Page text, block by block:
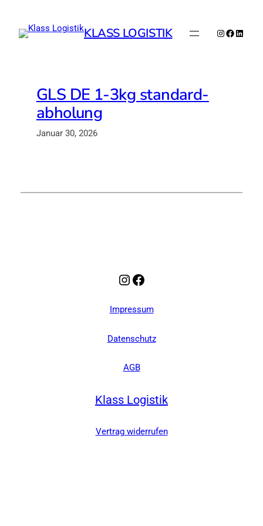
springen
KLASS LOGISTIK Instagram
GLS DE 1-3kg standard-
abholung
Januar 30, 2026
Instagram
Facebook
Impressum
Datenschutz
AGB
Klass Logistik
Vertrag widerrufen